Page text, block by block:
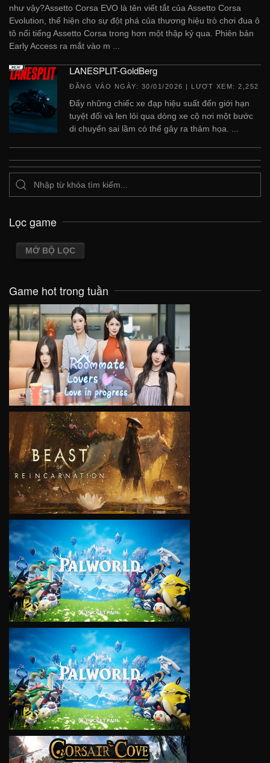
như vậy?Assetto Corsa EVO là tên viết tắt của Assetto Corsa
Evolution, thể hiện cho sự đột phá của thương hiệu trò chơi đua ô
tô nổi tiếng Assetto Corsa trong hơn một thập kỷ qua. Phiên bản
Early Access ra mắt vào m ...
LANESPLIT-GoldBerg
ĐĂNG VÀO NGÀY: 30/01/2026 | LƯỢT XEM: 2,252
Đẩy những chiếc xe đạp hiệu suất đến giới hạn
tuyệt đối và len lỏi qua dòng xe cộ nơi một bước
di chuyển sai lầm có thể gây ra thảm họa. ...
Lọc game
MỞ BỘ LỌC
Game hot trong tuần
VIEW
VIEW
VIEW
VIEW